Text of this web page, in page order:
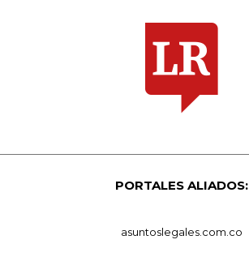
PORTALES ALIADOS:
asuntoslegales.com.co